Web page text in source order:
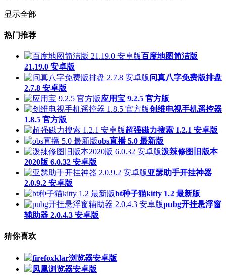
显示全部
热门推荐
百度地图简洁版
21.19.0 安卓版
问真八字免费版排盘
2.7.8 安卓版
应用宝 9.2.5 官方版
创维电视手机遥控器
1.8.5 官方版
超强磁力搜索 1.2.1 安卓版
obs直播 5.0 最新版
泼辣修图旧版本
2020版 6.0.32 安卓版
亚瑟助手开挂神器
2.0.9.2 安卓版
bt种子猫kitty 1.2 最新版
pubg开挂悬浮窗
辅助器 2.0.4.3 安卓版
猜你喜欢
firefoxklar浏览器安卓版
凤凰浏览器安卓版